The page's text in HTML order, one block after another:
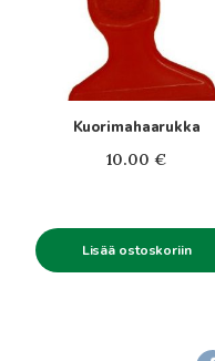
Kuorimahaarukka
10.00 €
Lisää ostoskoriin